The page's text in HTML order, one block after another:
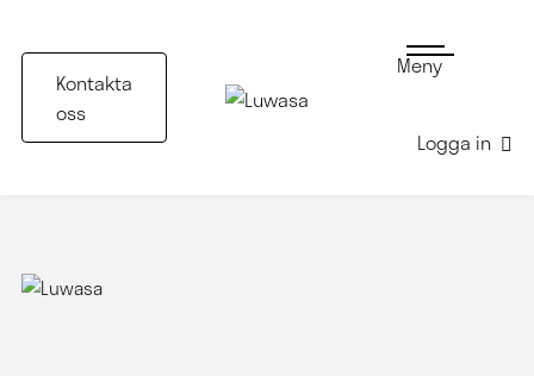
Kontakta
oss
Meny
Logga in
Konstinstallation decowood på restaurang